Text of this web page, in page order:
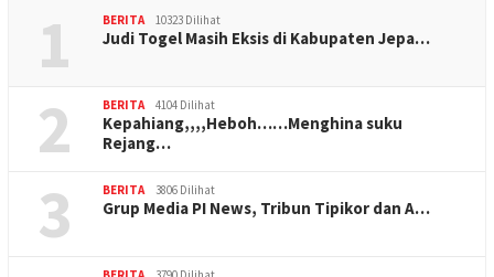
1 BERITA 10323 Dilihat
Judi Togel Masih Eksis di Kabupaten Jepa…
2 BERITA 4104 Dilihat
Kepahiang,,,,Heboh……Menghina suku
Rejang…
3 BERITA 3806 Dilihat
Grup Media PI News, Tribun Tipikor dan A…